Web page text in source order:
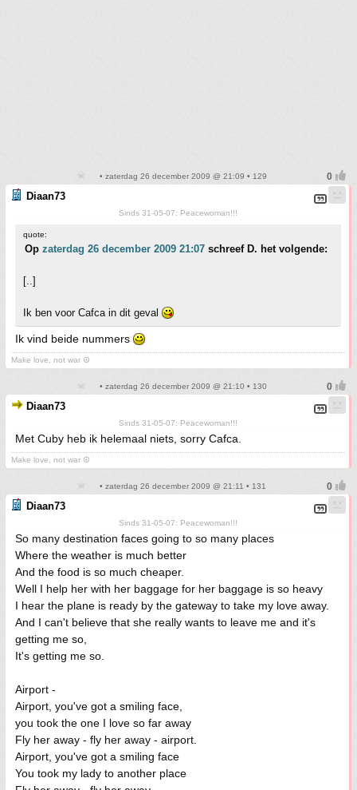
• zaterdag 26 december 2009 @ 21:09 • 129
Diaan73
Sinds 31-05-07: Peacewoman!!!
quote:
Op zaterdag 26 december 2009 21:07 schreef D. het volgende:
[..]
Ik ben voor Cafca in dit geval
Ik vind beide nummers
Make love, not war ☮
• zaterdag 26 december 2009 @ 21:10 • 130
Diaan73
Sinds 31-05-07: Peacewoman!!!
Met Cuby heb ik helemaal niets, sorry Cafca.
Make love, not war ☮
• zaterdag 26 december 2009 @ 21:11 • 131
Diaan73
Sinds 31-05-07: Peacewoman!!!
So many destination faces going to so many places
Where the weather is much better
And the food is so much cheaper.
Well I help her with her baggage for her baggage is so heavy
I hear the plane is ready by the gateway to take my love away.
And I can't believe that she really wants to leave me and it's
getting me so,
It's getting me so.
Airport -
Airport, you've got a smiling face,
you took the one I love so far away
Fly her away - fly her away - airport.
Airport, you've got a smiling face
You took my lady to another place